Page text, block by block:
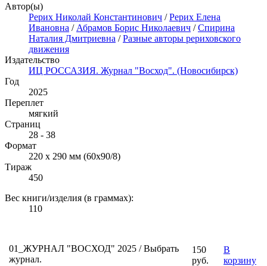
Автор(ы)
Рерих Николай Константинович /Рерих Елена
Ивановна / Абрамов Борис Николаевич /Спирина
Наталия Дмитриевна /Разные авторы рериховского
движения
Издательство
ИЦ РОССАЗИЯ. Журнал "Восход". (Новосибирск)
Год
2025
Переплет
мягкий
Страниц
28 - 38
Формат
220 х 290 мм (60х90/8)
Тираж
450
Вес книги/изделия (в граммах):
110
01_ЖУРНАЛ "ВОСХОД" 2025 / Выбрать
журнал.
150
руб.
В
корзину